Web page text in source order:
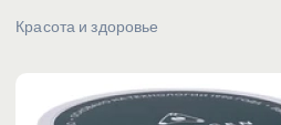
Красота и здоровье